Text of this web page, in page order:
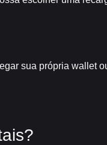
sua própria wallet